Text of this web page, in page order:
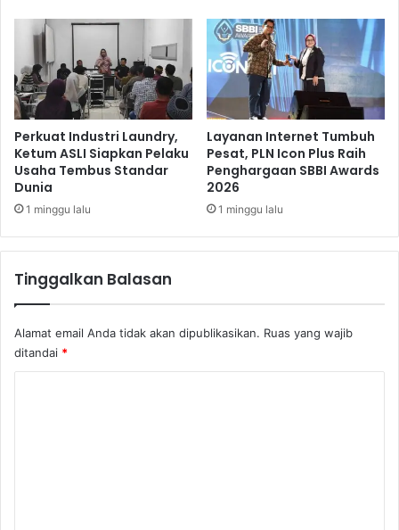
e
a
m
a
,
S
a
l
a
S
t
y
a
S
n
n
P
r
o
y
e
k
S
t
e
i
s
d
Perkuat Industri Laundry,
Ketum ASLI Siapkan Pelaku
Usaha Tembus Standar
Dunia
1 minggu lalu
Layanan Internet Tumbuh
Pesat, PLN Icon Plus Raih
Penghargaan SBBI Awards
2026
1 minggu lalu
Tinggalkan Balasan
Alamat email Anda tidak akan dipublikasikan. Ruas yang wajib
ditandai *